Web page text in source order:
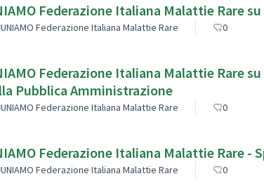
Federazione Italiana Malattie Rare su
UNIAMO Federazione Italiana Malattie Rare 0
Federazione Italiana Malattie Rare
Pubblica Amministrazione
UNIAMO Federazione Italiana Malattie Rare 0
Federazione Italiana Malattie Rare -
UNIAMO Federazione Italiana Malattie Rare 0